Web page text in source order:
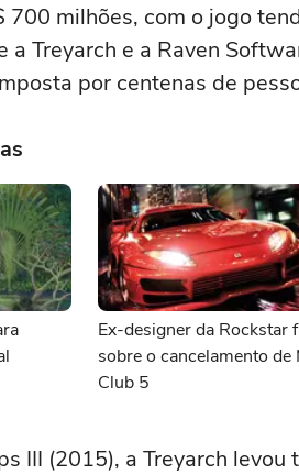
700 milhões, com o jogo
a Treyarch e a Raven
por centenas de
Ex-designer da Rockstar
sobre o cancelamento
Club 5
III (2015), a Treyarch